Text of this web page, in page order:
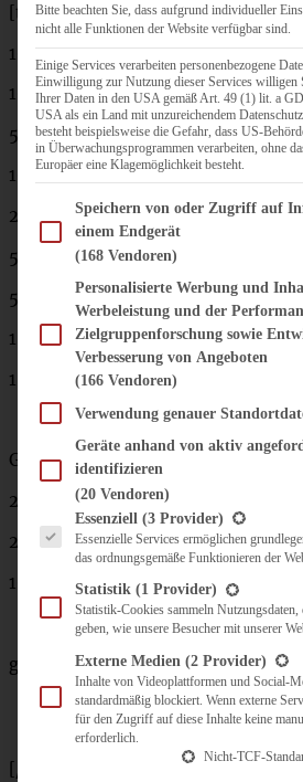
[tab title=”Zutaten”]
100 g weiße Schokolade gehackt
100 g weiche Butter
50 g Zucker
100 g Mehl
2 Eier
50g Kokosflocken
50 g gehackte Pistazien
1 Saft und Abrieb einer BioLimette
1 geh. TL Backpulver
Guss:
2 EL Sahne
2 EL Limettensaft
100 – 150 g Puderzucker
gehackte Pistazien zum Bestreuen
[/tab]
Bitte beachten Sie, dass aufgrund individueller
nicht alle Funktionen der Website verfügbar sind.
Einige Services verarbeiten personenbezogene
Einwilligung zur Nutzung dieser Services willigen
Ihrer Daten in den USA gemäß Art. 49 (1) lit. a
USA als ein Land mit unzureichendem
besteht beispielsweise die Gefahr, dass US-
in Überwachungsprogrammen verarbeiten, ohne
Europäer eine Klagemöglichkeit besteht.
Im Folgenden finden Sie eine Liste der Zwecke
Speichern von oder Zugriff auf
einem Endgerät
(168 Vendoren)
Personalisierte Werbung und
Werbeleistung und der
Zielgruppenforschung sowie
Verbesserung von Angeboten
(166 Vendoren)
Verwendung genauer
Geräte anhand von aktiv
identifizieren
(20 Vendoren)
Es folgt eine Liste der Service-Gruppen, für die
Essenziell (3 Provider)
Essenzielle Services ermöglichen
das ordnungsgemäße Funktionieren der
Statistik (1 Provider)
Statistik-Cookies sammeln
geben, wie unsere Besucher mit unserer
Externe Medien (2 Provider)
Inhalte von Videoplattformen und Social-
standardmäßig blockiert. Wenn externe
für den Zugriff auf diese Inhalte keine
erforderlich.
Nicht-TCF-